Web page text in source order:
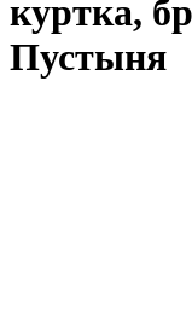
куртка,
Пустыня